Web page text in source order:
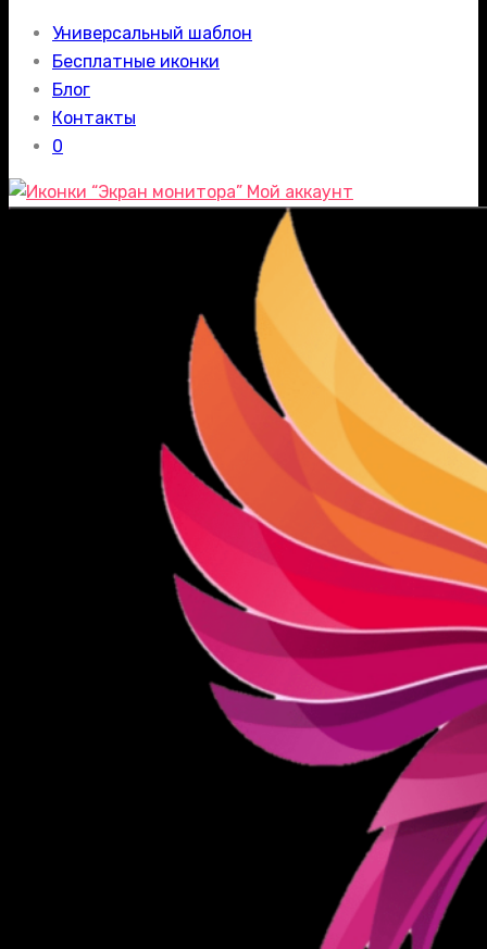
Универсальный шаблон
Бесплатные иконки
Блог
Контакты
0
Мой аккаунт